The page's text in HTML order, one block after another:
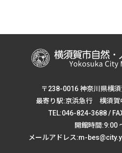
〒238-0016 神奈川県横
最寄り駅:京浜急行 横須賀
TEL:046-824-3688 /
開館時間:9:00
メールアドレス:m-